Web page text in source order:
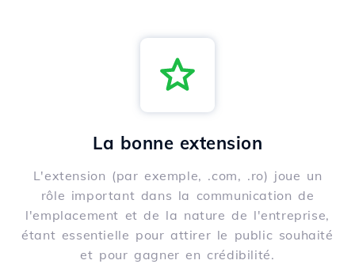
La bonne extension
L'extension (par exemple, .com, .ro) joue un
rôle important dans la communication de
l'emplacement et de la nature de l'entreprise,
étant essentielle pour attirer le public souhaité
et pour gagner en crédibilité.